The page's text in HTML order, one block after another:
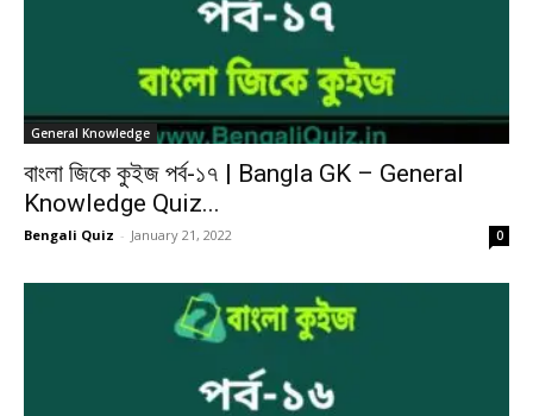
General Knowledge
বাংলা জিকে কুইজ পর্ব-১৭ | Bangla GK – General
Knowledge Quiz...
Bengali Quiz - January 21, 2022 0